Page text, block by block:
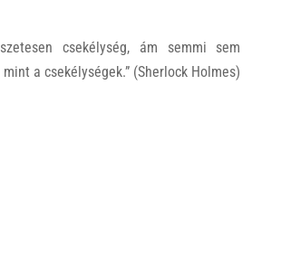
csekélység, ám semmi sem
a csekélységek.” (Sherlock Holmes)